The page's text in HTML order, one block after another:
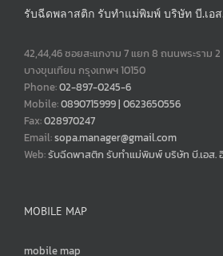
รับฉีดพลาสติก รับทำแม่พิมพ์ บริษัท บี.เอ
42,44,46 ซอยสะแกงาม 7 แยก 8 ถนนพระราม
บางขุนเทียน กรุงเทพฯ 10150
Phone:02-897-0245-6
Mobile:0890715999 | 0623650556
Fax:028970247
Email:sopa.manager@gmail.com
Web:รับฉีดพาสติก รับทำแม่พิมพ์ บริษัท บี.เอส.
MOBILE MAP
mobile map